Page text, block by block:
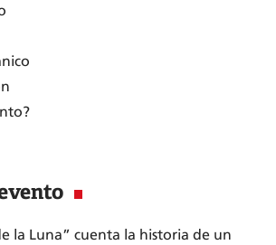
la Luna” cuenta la historia de un